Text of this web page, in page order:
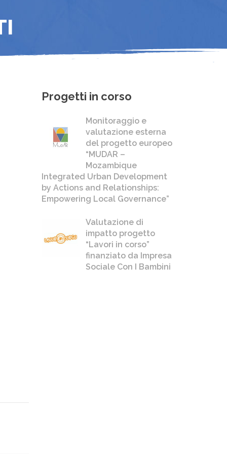
Progetti in corso
Monitoraggio e
valutazione esterna
del progetto europeo
“MUDAR –
Mozambique
Integrated Urban Development
by Actions and Relationships:
Empowering Local Governance”
Valutazione di
impatto progetto
“Lavori in corso”
finanziato da Impresa
Sociale Con I Bambini